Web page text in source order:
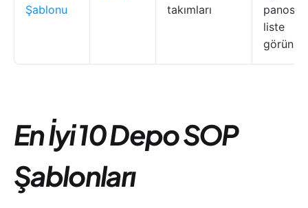
Şablonu
takımları
liste
En İyi 10 Depo SOP
Şablonları